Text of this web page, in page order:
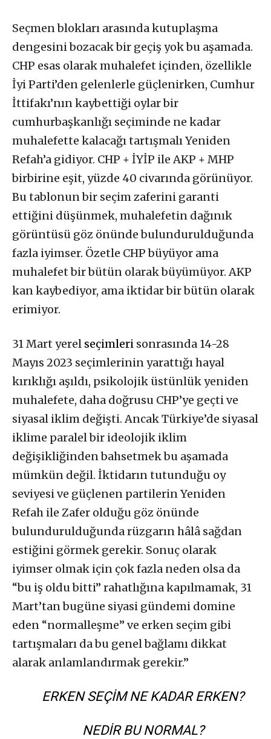
Seçmen blokları arasında kutuplaşma
dengesini bozacak bir geçiş yok bu aşamada.
CHP esas olarak muhalefet içinden, özellikle
İyi Parti’den gelenlerle güçlenirken, Cumhur
İttifakı’nın kaybettiği oylar bir
cumhurbaşkanlığı seçiminde ne kadar
muhalefette kalacağı tartışmalı Yeniden
Refah’a gidiyor. CHP + İYİP ile AKP + MHP
birbirine eşit, yüzde 40 civarında görünüyor.
Bu tablonun bir seçim zaferini garanti
ettiğini düşünmek, muhalefetin dağınık
görüntüsü göz önünde bulundurulduğunda
fazla iyimser. Özetle CHP büyüyor ama
muhalefet bir bütün olarak büyümüyor. AKP
kan kaybediyor, ama iktidar bir bütün olarak
erimiyor.
31 Mart yerel seçimleri sonrasında 14-28
Mayıs 2023 seçimlerinin yarattığı hayal
kırıklığı aşıldı, psikolojik üstünlük yeniden
muhalefete, daha doğrusu CHP’ye geçti ve
siyasal iklim değişti. Ancak Türkiye’de siyasal
iklime paralel bir ideolojik iklim
değişikliğinden bahsetmek bu aşamada
mümkün değil. İktidarın tutunduğu oy
seviyesi ve güçlenen partilerin Yeniden
Refah ile Zafer olduğu göz önünde
bulundurulduğunda rüzgarın hâlâ sağdan
estiğini görmek gerekir. Sonuç olarak
iyimser olmak için çok fazla neden olsa da
“bu iş oldu bitti” rahatlığına kapılmamak, 31
Mart’tan bugüne siyasi gündemi domine
eden “normalleşme” ve erken seçim gibi
tartışmaları da bu genel bağlamı dikkat
alarak anlamlandırmak gerekir.”
ERKEN SEÇIM NE KADAR ERKEN?
NEDIR BU NORMAL?